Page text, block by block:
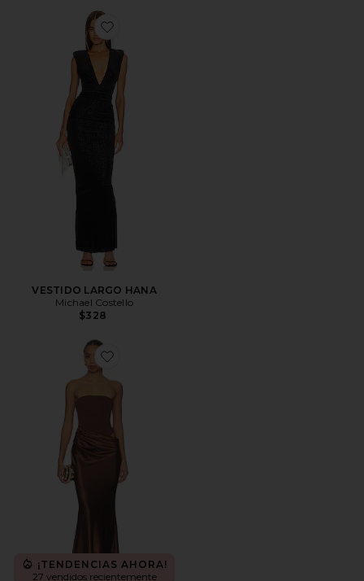
Favorite VESTIDO LARGO HANA
VESTIDO LARGO HANA
Michael Costello
$328
Favorite VESTIDO CARRIE
¡TENDENCIAS AHORA!
27 vendidos recientemente